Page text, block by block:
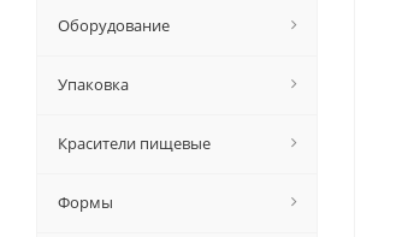
Оборудование
Упаковка
Красители пищевые
Формы